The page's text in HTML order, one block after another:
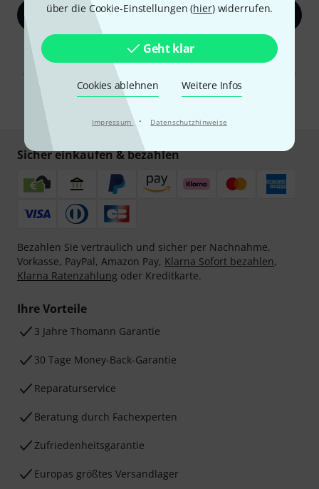
über die Cookie-Einstellungen (hier) widerrufen.
Geht klar
Cookies ablehnen Weitere Infos
Impressum · Datenschutzhinweise
Jetzt anmelden
Mit Klick auf „Jetzt anmelden“ stimmen Sie dem Erhalt von E-Mail-
Werbung und einer Messung des E-Mail-Nutzungsverhaltens zu. Die
Abmeldung ist jederzeit möglich. Weitere Informationen finden Sie in
unserenDatenschutzhinweisen .
Sicher einkaufen & bezahlen
Bezahlen Sie vertraulich und sicher per Nachnahme,
Vorkasse, PayPal, Amazon Pay, Klarna Sofort bezahlen,
Klarna Ratenzahlung oder Kreditkarte.
Ihre Vorteile
3 Jahre Thomann Garantie
30 Tage Money-Back-Garantie
Reparaturservice
Beratung durch Fachexperten
Zufriedenheitsgarantie
Europas größtes Versandlager